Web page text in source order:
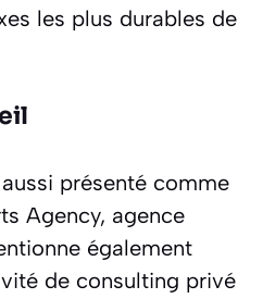
les plus durables de
présenté comme
Agency, agence
également
de consulting privé